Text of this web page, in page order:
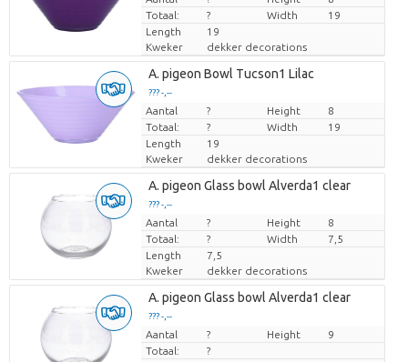
Totaal:
? Width
19
Length
19
Kweker
dekker decorations
A. pigeon Bowl Tucson1 Lilac
??? -,--
Prijs per stuk
Aantal ? Height
8
Totaal:
? Width
19
Length
19
Kweker
dekker decorations
A. pigeon Glass bowl Alverda1 clear
??? -,--
Prijs per stuk
Aantal ? Height
8
Totaal:
? Width
7,5
Length
7,5
Kweker
dekker decorations
A. pigeon Glass bowl Alverda1 clear
??? -,--
Prijs per stuk
Aantal ? Height
9
Totaal:
?